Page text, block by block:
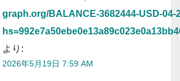
graph.org/BALANCE-3682444-USD-04-
より:
2026年5月19日 7:59 AM